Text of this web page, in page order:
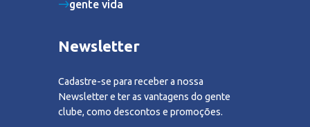
gente vida
Newsletter
Cadastre-se para receber a nossa
Newsletter e ter as vantagens do gente
clube, como descontos e promoções.